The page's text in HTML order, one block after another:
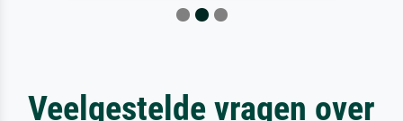
Veelgestelde vragen over